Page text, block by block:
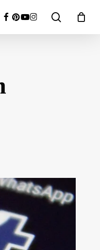
search
facebook
pinterest
youtube
instagram
Close